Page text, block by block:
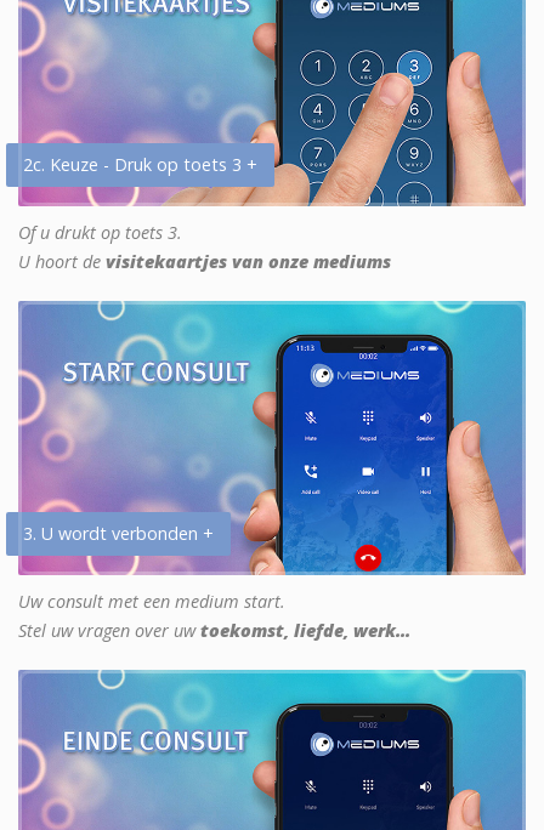
2c. Keuze - Druk op toets 3 +
Of u drukt op toets 3.
U hoort de visitekaartjes van onze mediums
3. U wordt verbonden +
Uw consult met een medium start.
Stel uw vragen over uwtoekomst, liefde, werk...